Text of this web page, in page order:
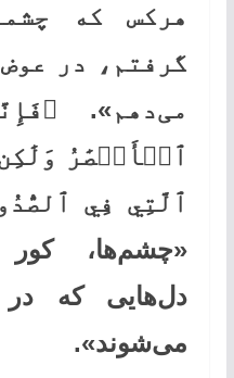
هرکس که
گرفتم، در
می‌دهم».
ٱلۡأَبۡصَٰرُ
«چشم‌ها،
دل‌هایی که در
می‌شوند».